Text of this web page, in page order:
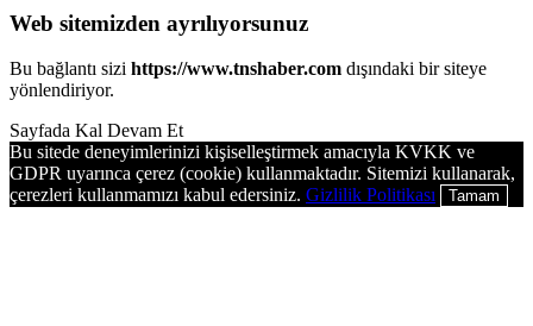
Web sitemizden ayrılıyorsunuz
Bu bağlantı sizi https://www.tnshaber.com dışındaki bir siteye
yönlendiriyor.
Sayfada Kal Devam Et
Bu sitede deneyimlerinizi kişiselleştirmek amacıyla KVKK ve
GDPR uyarınca çerez (cookie) kullanmaktadır. Sitemizi kullanarak,
çerezleri kullanmamızı kabul edersiniz. Gizlilik Politikası Tamam